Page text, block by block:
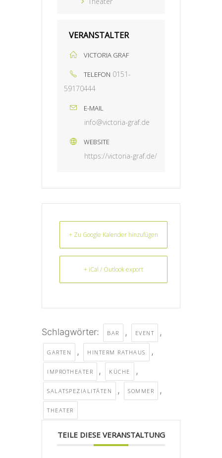
VERANSTALTER
VICTORIA GRAF
TELEFON 0151-
59170444
E-MAIL
info@victoria-graf.de
WEBSITE
https://victoria-graf.de/
+ Zu Google Kalender hinzufügen
+ iCal / Outlook export
Schlagwörter: BAR , EVENT ,
GARTEN , HINTERM RATHAUS ,
IMPROTHEATER , KÜCHE ,
SALATSPEZIALITÄTEN , SOMMER ,
THEATER
TEILE DIESE VERANSTALTUNG